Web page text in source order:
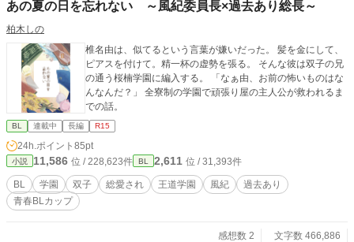
あの夏の日を忘れない ～風紀委員長×過去あり総長～
柏木しの
椎名由は、似てるという言葉が嫌いだった。 髪を金にして、
ピアスを付けて。精一杯の虚勢を張る。 そんな彼は双子の兄
の通う桜楠学園に編入する。 「なぁ由、お前の怖いものはな
んなんだ？」 全寮制の学園で頑張り屋の主人公が救われるま
での話。
BL 連載中 長編 R15
24h.ポイント 85pt
小説 11,586 位 / 228,623件 BL 2,611 位 / 31,393件
BL 学園 双子 総愛され 王道学園 風紀
過去あり
青春BLカップ​
感想数 2
文字数 466,886